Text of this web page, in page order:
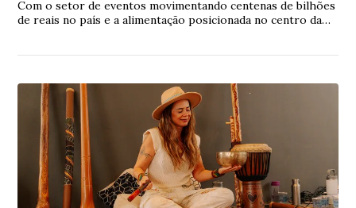
Com o setor de eventos movimentando centenas de bilhões
de reais no país e a alimentação posicionada no centro da